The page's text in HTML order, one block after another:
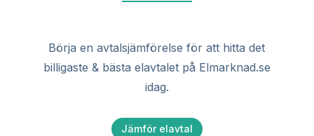
Börja en avtalsjämförelse för att hitta det
billigaste & bästa elavtalet på Elmarknad.se
idag.
Jämför elavtal